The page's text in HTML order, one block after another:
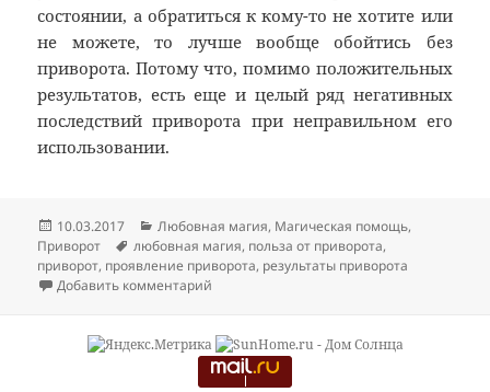
состоянии, а обратиться к кому-то не хотите или
не можете, то лучше вообще обойтись без
приворота. Потому что, помимо положительных
результатов, есть еще и целый ряд негативных
последствий приворота при неправильном его
использовании.
Опубликовано
10.03.2017 Рубрики
Любовная магия, Магическая помощь,
Приворот
Метки
любовная магия, польза от приворота,
приворот, проявление приворота, результаты приворота
Добавить комментарий